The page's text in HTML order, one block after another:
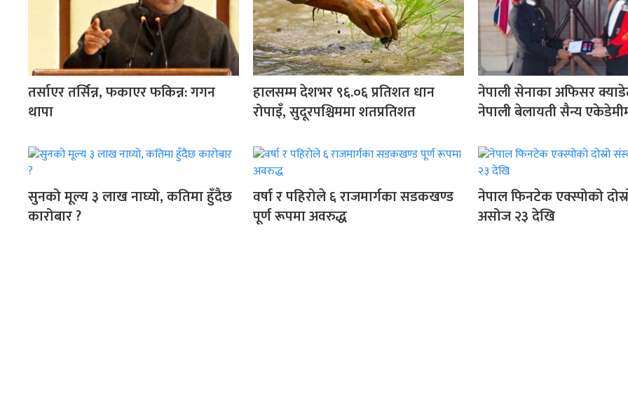
तर्साएर तर्सिन्न, फकाएर फकिन्न: गगन
थापा
हालसम्म देशभर ९६.०६ प्रतिशत धान
रोपाइँ, सुदूरपश्चिममा शतप्रतिशत
नेपाली सेनाका अफिसर
नेपाली बेलायती सैन्य
सुनको मूल्य ३ लाख नाघ्यो, कतिमा हुँदैछ
कारोबार ?
वर्षा र पहिरोले ६ राजमार्गका सडकखण्ड
पूर्ण रूपमा अवरुद्ध
नेपाल फिनटेक एक्स्पोको
असोज २३ देखि